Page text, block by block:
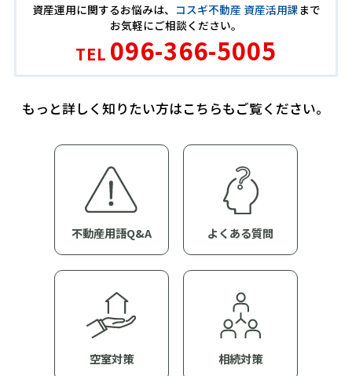
資産運用に関するお悩みは、 コスギ不動産 資産活用課まで
お気軽にご相談ください。
TEL 096-366-5005
もっと詳しく知りたい方はこちらもご覧ください。
不動産用語Q&A よくある質問
空室対策 相続対策